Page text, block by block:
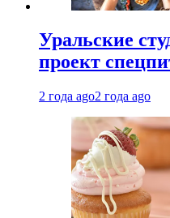
Уральские
проект
2 года ago2 года ago